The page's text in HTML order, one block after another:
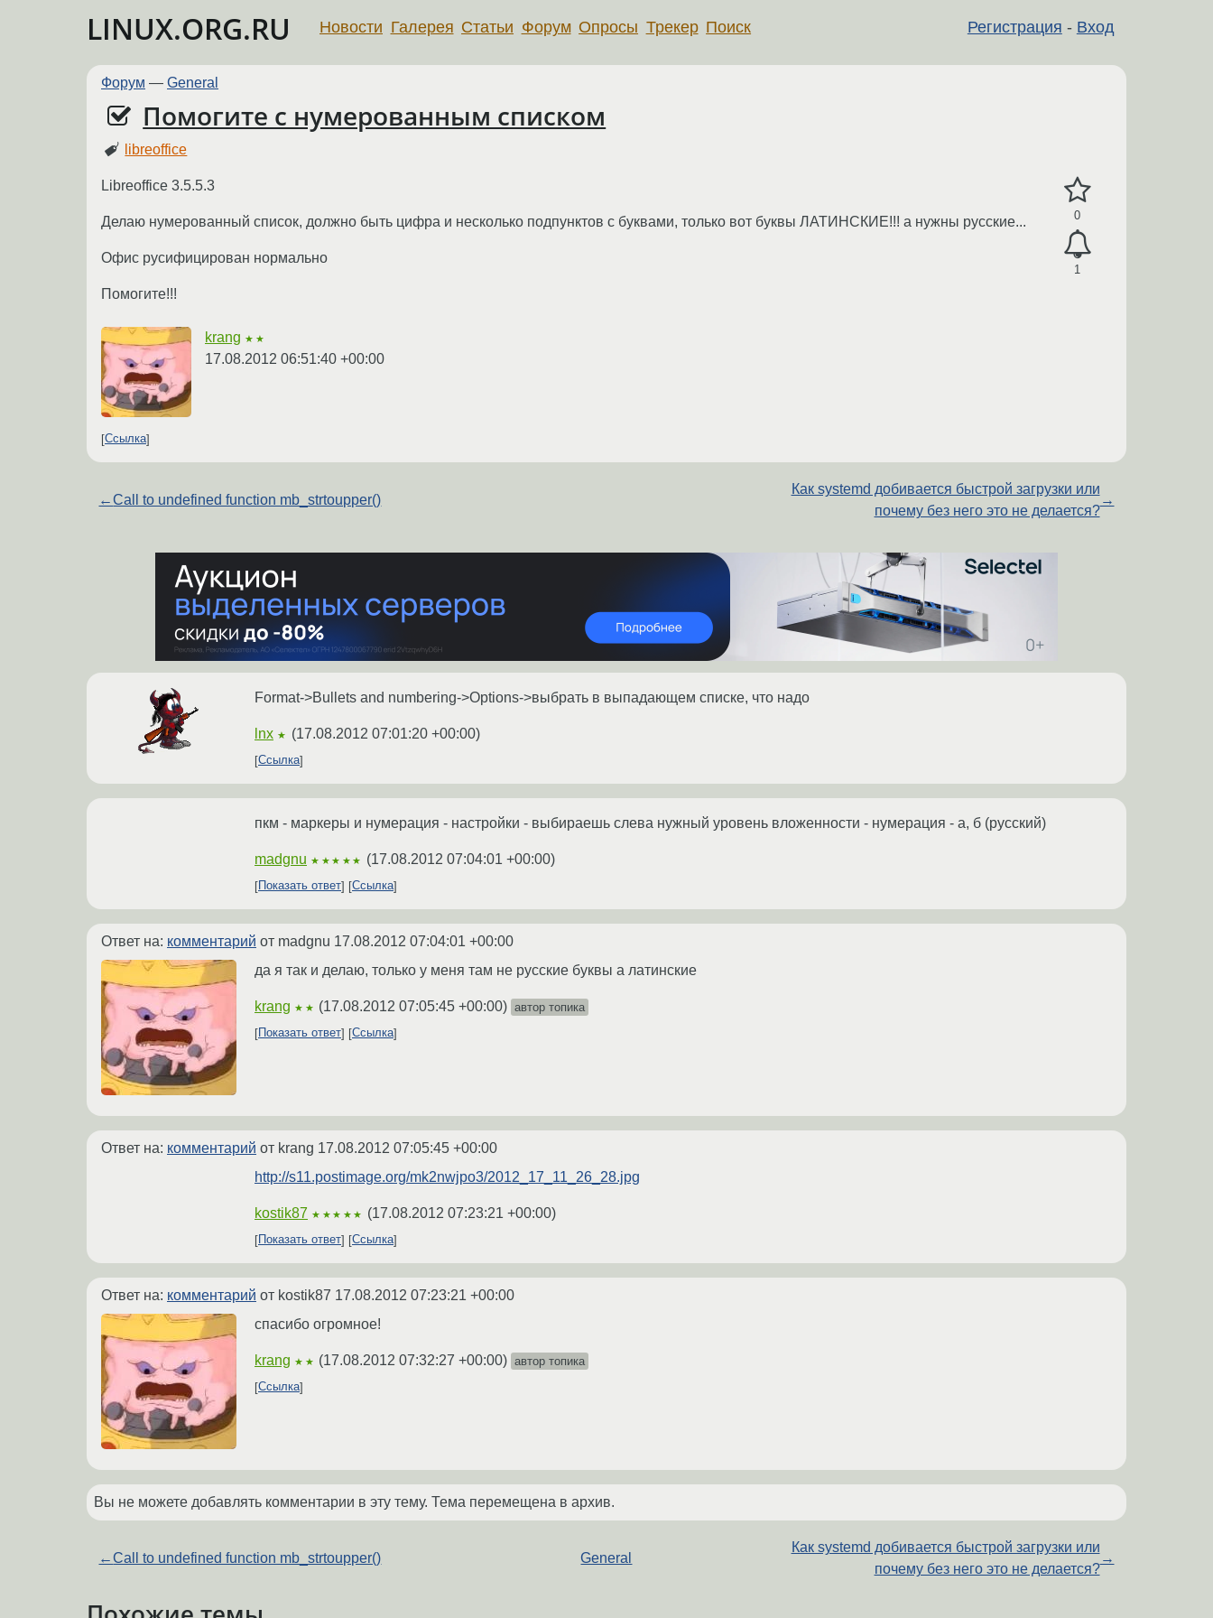
LINUX.ORG.RU Регистрация - Вход
Новости Галерея Статьи Форум Опросы Трекер Поиск
Форум — General
Помогите с нумерованным списком
libreoffice
0
1
Libreoffice 3.5.5.3
Делаю нумерованный список, должно быть цифра и несколько подпунктов с буквами, только вот буквы ЛАТИНСКИЕ!!! а нужны русские...
Офис русифицирован нормально
Помогите!!!
krang ★★
17.08.2012 06:51:40 +00:00
Ссылка
←Call to undefined function mb_strtoupper()
Как systemd добивается быстрой загрузки или
почему без него это не делается?
→
Format->Bullets and numbering->Options->выбрать в выпадающем списке, что надо
lnx ★ (17.08.2012 07:01:20 +00:00)
Ссылка
пкм - маркеры и нумерация - настройки - выбираешь слева нужный уровень вложенности - нумерация - а, б (русский)
madgnu ★★★★★ (17.08.2012 07:04:01 +00:00)
Показать ответ Ссылка
Ответ на: комментарий от madgnu 17.08.2012 07:04:01 +00:00
да я так и делаю, только у меня там не русские буквы а латинские
krang ★★ (17.08.2012 07:05:45 +00:00) автор топика
Показать ответ
Ссылка
Ответ на: комментарий от krang 17.08.2012 07:05:45 +00:00
http://s11.postimage.org/mk2nwjpo3/2012_17_11_26_28.jpg
kostik87 ★★★★★ (17.08.2012 07:23:21 +00:00)
Показать ответ Ссылка
Ответ на: комментарий от kostik87 17.08.2012 07:23:21 +00:00
спасибо огромное!
krang ★★ (17.08.2012 07:32:27 +00:00) автор топика
Ссылка
Вы не можете добавлять комментарии в эту тему. Тема перемещена в архив.
←Call to undefined function mb_strtoupper() General
Как systemd добивается быстрой загрузки или
почему без него это не делается?
→